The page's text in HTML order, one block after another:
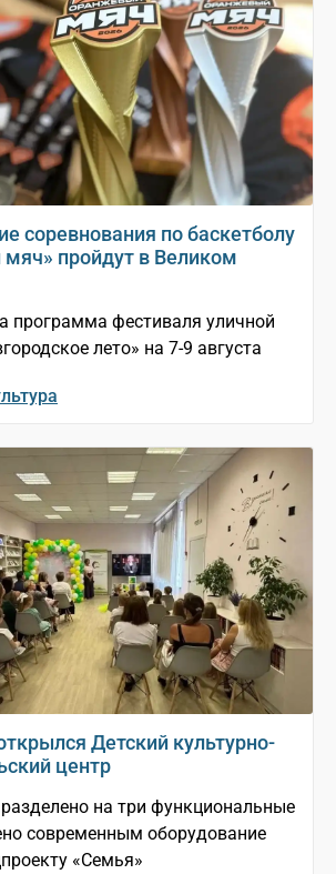
соревнования по баскетболу
пройдут в Великом
программа фестиваля уличной
лето» на 7-9 августа
Детский культурно-
центр
на три функциональные
современным оборудование
«Семья»